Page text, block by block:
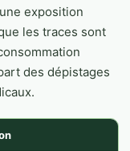
exposition
les traces sont
des dépistages